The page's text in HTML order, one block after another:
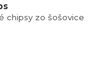
chipsy zo šošovice